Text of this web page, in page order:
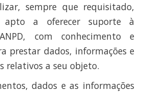
sempre que requisitado,
apto a oferecer suporte à
com conhecimento e
prestar dados, informações e
relativos a seu objeto.
dados e as informações